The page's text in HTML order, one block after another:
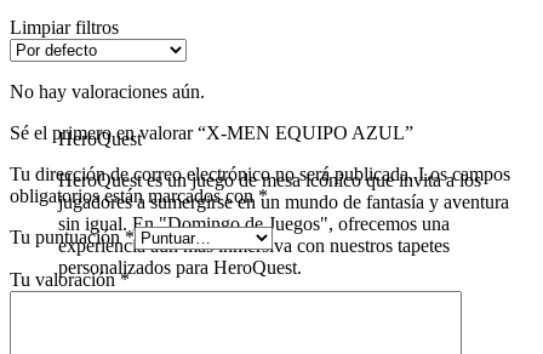
HeroQuest
HeroQuest es un juego de mesa icónico que invita a los
jugadores a sumergirse en un mundo de fantasía y aventura
sin igual. En "Domingo de Juegos", ofrecemos una
experiencia aún más inmersiva con nuestros tapetes
personalizados para HeroQuest.
Limpiar filtros
No hay valoraciones aún.
Sé el primero en valorar “X-MEN EQUIPO AZUL”
Tu dirección de correo electrónico no será publicada. Los campos
obligatorios están marcados con *
Tu puntuación*
Tu valoración*